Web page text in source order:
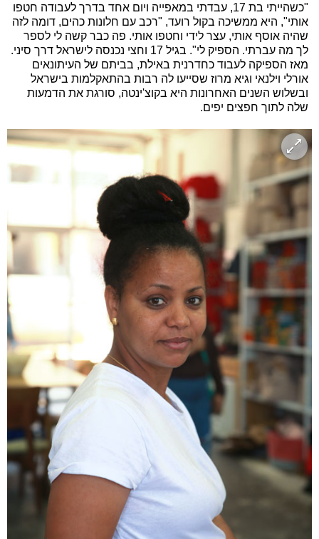
"כשהייתי בת 17, עבדתי במאפייה ויום אחד בדרך לעבודה חטפו
אותי", היא ממשיכה בקול רועד, "רכב עם חלונות כהים, דומה לזה
שהיה אוסף אותי, עצר לידי וחטפו אותי. פה כבר קשה לי לספר
לך מה עברתי. הספיק לי". בגיל 17 וחצי נכנסה לישראל דרך סיני.
מאז הספיקה לעבוד כחדרנית באילת, בביתם של העיתונאים
אורלי וילנאי וגיא מרוז שסייעו לה רבות בהתאקלמות בישראל
ובשלוש השנים האחרונות היא בקוצ'ינטה, סורגת את הדמעות
שלה לתוך חפצים יפים.